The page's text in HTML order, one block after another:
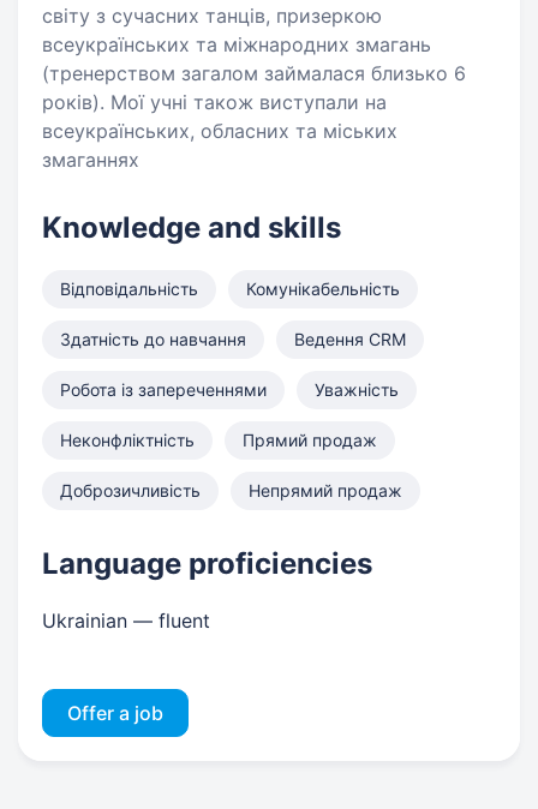
світу з сучасних танців, призеркою
всеукраїнських та міжнародних змагань
(тренерством загалом займалася близько 6
років). Мої учні також виступали на
всеукраїнських, обласних та міських
змаганнях
Knowledge and skills
Відповідальність Комунікабельність
Здатність до навчання Ведення CRM
Робота із запереченнями Уважність
Неконфліктність Прямий продаж
Доброзичливість Непрямий продаж
Language proficiencies
Ukrainian — fluent
Offer a job